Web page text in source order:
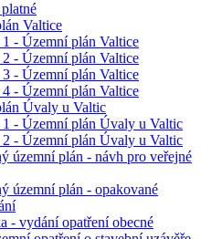
Valtice
1 - Územní plán Valtice
2 - Územní plán Valtice
3 - Územní plán Valtice
4 - Územní plán Valtice
Úvaly u Valtic
1 - Územní plán Úvaly u Valtic
2 - Územní plán Úvaly u Valtic
územní plán - návh pro veřejné
územní plán - opakované
- vydání opatření obecné